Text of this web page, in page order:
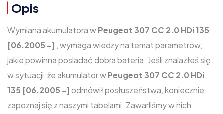
Opis
Wymiana akumulatora wPeugeot 307 CC 2.0 HDi 135
[06.2005 -] , wymaga wiedzy na temat parametrów,
jakie powinna posiadać dobra bateria. Jeśli znalazłeś się
w sytuacji, że akumulator wPeugeot 307 CC 2.0 HDi
135 [06.2005 -] odmówił posłuszeństwa, koniecznie
zapoznaj się z naszymi tabelami. Zawarliśmy w nich